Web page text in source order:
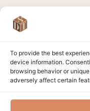
To provide the best
device information.
browsing behavior or
adversely affect certain